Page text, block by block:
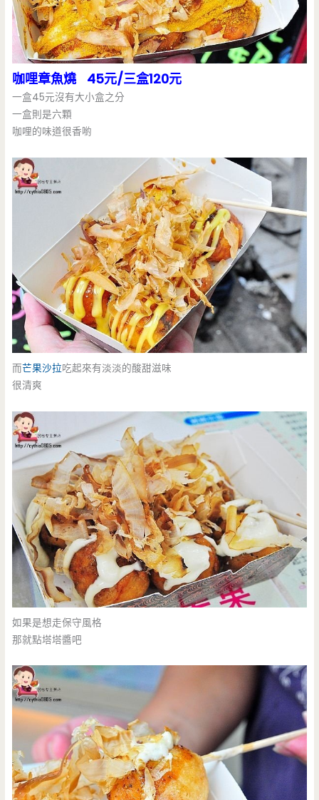
咖哩章魚燒 45元/三盒120元
一盒45元沒有大小盒之分
一盒則是六顆
咖哩的味道很香喲
而芒果沙拉吃起來有淡淡的酸甜滋味
很清爽
如果是想走保守風格
那就點塔塔醬吧